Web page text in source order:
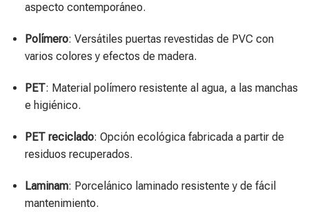
aspecto contemporáneo.
Polímero: Versátiles puertas revestidas de PVC con
varios colores y efectos de madera.
PET: Material polímero resistente al agua, a las manchas
e higiénico.
PET reciclado: Opción ecológica fabricada a partir de
residuos recuperados.
Laminam: Porcelánico laminado resistente y de fácil
mantenimiento.